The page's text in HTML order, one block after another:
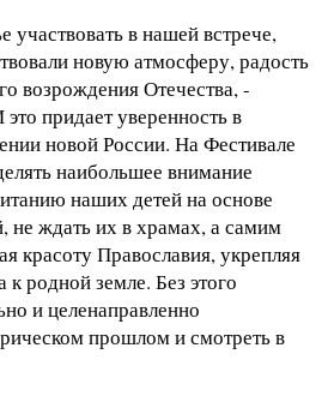
участвовать в нашей встрече,
новую атмосферу, радость
возрождения Отечества, -
придает уверенность в
новой России. На Фестивале
наибольшее внимание
наших детей на основе
не ждать их в храмах, а самим
красоту Православия, укрепляя
к родной земле. Без этого
и целенаправленно
прошлом и смотреть в